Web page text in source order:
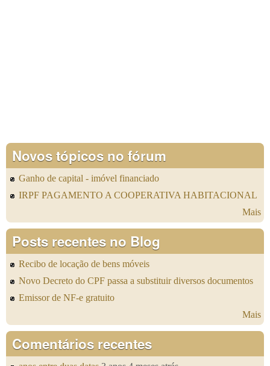
Novos tópicos no fórum
Ganho de capital - imóvel financiado
IRPF PAGAMENTO A COOPERATIVA HABITACIONAL
Mais
Posts recentes no Blog
Recibo de locação de bens móveis
Novo Decreto do CPF passa a substituir diversos documentos
Emissor de NF-e gratuito
Mais
Comentários recentes